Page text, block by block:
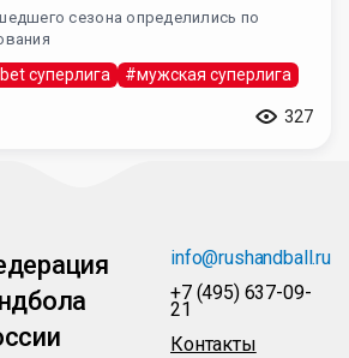
сезона определились по
суперлига #мужская суперлига
327
info@rushandball.ru
+7 (495) 637-09-
21
Контакты